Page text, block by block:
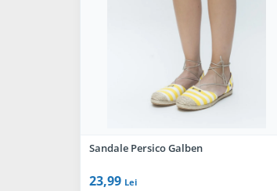
Sandale Persico Galben
23,99 Lei